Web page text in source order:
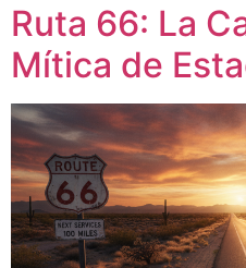
Ruta 66: La
Mítica de